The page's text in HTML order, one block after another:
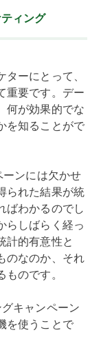
ィング
ーにとって、
重要です。デー
何が効果的でな
を知ることがで
ンには欠かせ
られた結果が統
ばわかるのでし
らしばらく経っ
計的有意性と
のなのか、それ
のです。
キャンペーン
を使うことで